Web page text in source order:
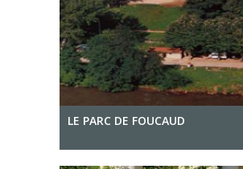
LE PARC DE FOUCAUD